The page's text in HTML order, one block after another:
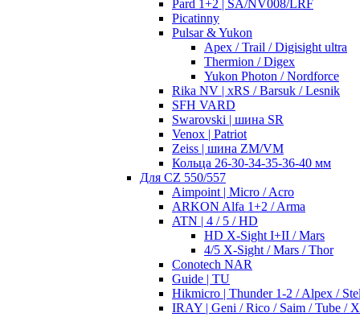
Pard 1+2 | SA/NV008/LRF
Picatinny
Pulsar & Yukon
Apex / Trail / Digisight ultra
Thermion / Digex
Yukon Photon / Nordforce
Rika NV | xRS / Barsuk / Lesnik
SFH VARD
Swarovski | шина SR
Venox | Patriot
Zeiss | шина ZM/VM
Кольца 26-30-34-35-36-40 мм
Для CZ 550/557
Aimpoint | Micro / Acro
ARKON Alfa 1+2 / Arma
ATN | 4 / 5 / HD
HD X-Sight I+II / Mars
4/5 X-Sight / Mars / Thor
Conotech NAR
Guide | TU
Hikmicro | Thunder 1-2 / Alpex /
IRAY | Geni / Rico / Saim / Tube /